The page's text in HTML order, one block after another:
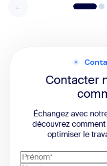
Contacter
Échangez avec
découvrez
optimiser le